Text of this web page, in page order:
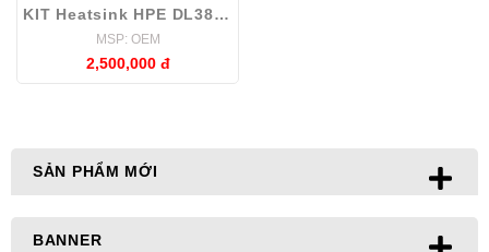
KIT Heatsink HPE DL380 Gen10 Server
MSP: OEM
2,500,000 đ
SẢN PHẨM MỚI
BANNER